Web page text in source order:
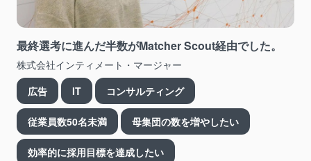
最終選考に進んだ半数がMatcher Scout経由でした。
株式会社インティメート・マージャー
広告
IT コンサルティング
従業員数50名未満 母集団の数を増やしたい
効率的に採用目標を達成したい